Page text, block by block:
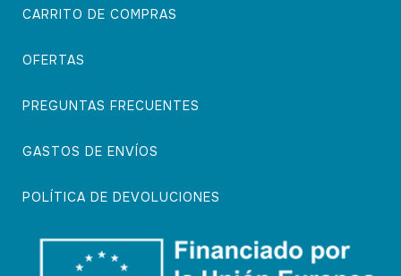
CARRITO DE COMPRAS
OFERTAS
PREGUNTAS FRECUENTES
GASTOS DE ENVÍOS
POLÍTICA DE DEVOLUCIONES